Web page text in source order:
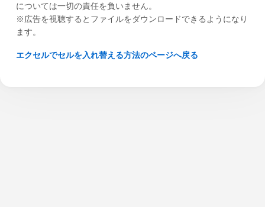
については一切の責任を負いません。
※広告を視聴するとファイルをダウンロードできるようになり
ます。
エクセルでセルを入れ替える方法のページへ戻る